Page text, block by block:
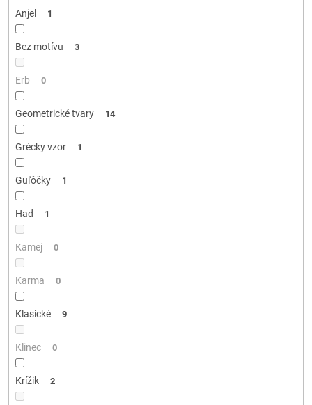
Anjel 1
Bez motívu 3
Erb 0
Geometrické tvary 14
Grécky vzor 1
Guľôčky 1
Had 1
Kamej 0
Karma 0
Klasické 9
Klinec 0
Krížik 2